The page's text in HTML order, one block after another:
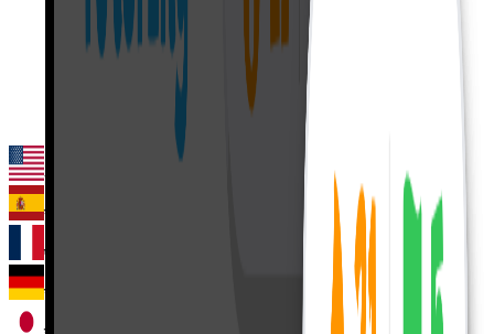
अंग्रेज़ी
स्पेनिश
फ़्रेंच
जर्मन